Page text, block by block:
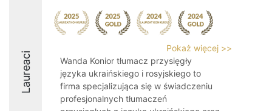
Laureaci
Pokaż więcej >>
Wanda Konior tłumacz przysięgły
języka ukraińskiego i rosyjskiego to
firma specjalizująca się w świadczeniu
profesjonalnych tłumaczeń